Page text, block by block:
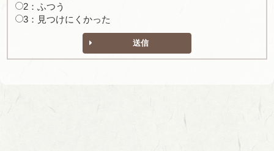
2：ふつう
3：見つけにくかった
送信